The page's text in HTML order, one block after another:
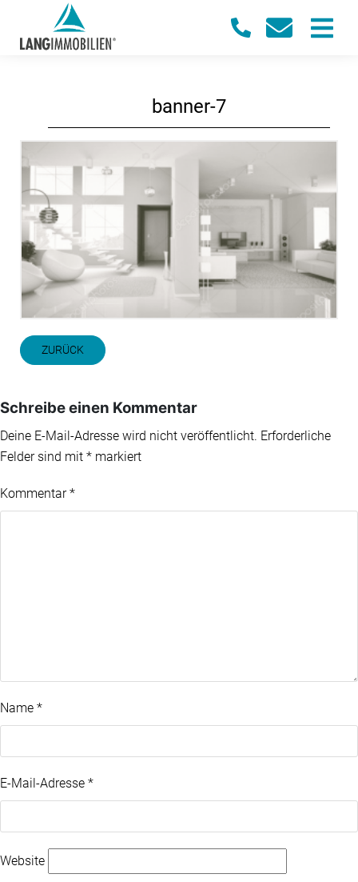
banner-7
ZURÜCK
Schreibe einen Kommentar
Deine E-Mail-Adresse wird nicht veröffentlicht. Erforderliche
Felder sind mit * markiert
Kommentar*
Name *
E-Mail-Adresse *
Website